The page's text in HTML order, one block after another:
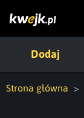
Dodaj
Strona główna